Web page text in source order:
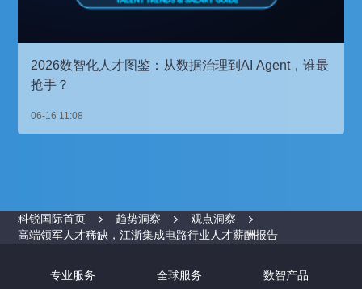
2026数智化人才图鉴：从数据治理到AI Agent，谁最
抢手？
06-16 11:08
科锐国际首页 趋势洞察
观点洞察
高端领军人才稀缺，江浙集成电路行业人才薪酬报告
专业服务 全球服务 数智产品